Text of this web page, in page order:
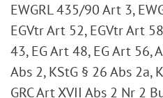
EWGRL 435/90 Art 3,
EGVtr Art 52, EGVtr Art
43, EG Art 48, EG Art 56,
Abs 2, KStG § 26 Abs 2a,
GRC Art XVII Abs 2 Nr 2